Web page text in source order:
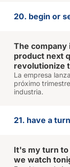
20. begin or
The company
product next
revolutionize
La empresa
próximo
industria.
21. have a
It's my turn to
we watch